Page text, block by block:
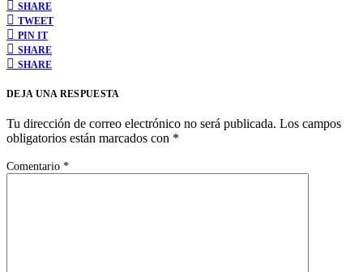
SHARE
TWEET
PIN IT
SHARE
SHARE
DEJA UNA RESPUESTA
Tu dirección de correo electrónico no será publicada. Los campos
obligatorios están marcados con *
Comentario *